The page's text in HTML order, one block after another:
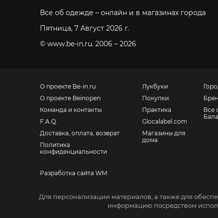
Для персонализации материалов, а также для
информацию посредством
Все об одежде – онлайн и в магазинах города
Пятница, 7 Август 2026 г.
© www.be-in.ru. 2006 – 2026
О проекте Be-in.ru
О проекте Beinopen
Команда и контакты
F.A.Q.
Доставка, оплата, возврат
Политика
конфиденциальности
Лукбуки
Покупки
Практика
Glocalabel.com
Магазины для
дома
Все
Разработка сайта WM
Санкт-Петербург, Невский пр., 139
Москва, Большой Ордынский пер., 4, стр. 2